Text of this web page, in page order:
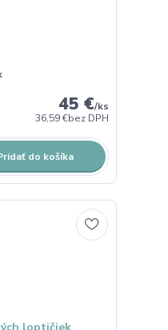
45 €/ks
36,59 €bez DPH
do košíka